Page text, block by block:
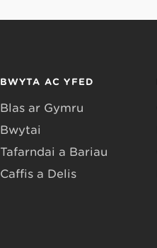
BWYTA AC YFED
Blas ar Gymru
Bwytai
Tafarndai a Bariau
Caffis a Delis